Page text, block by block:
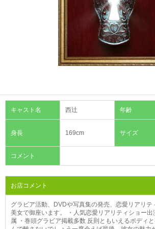
キャスト名 西辻 年齢
身長 169cm サイズ
コメント
お店コメント
グラビア活動、DVDや写真集の発売、恋愛リアリテ
美女で御座います。 ・人気恋愛リアリティショー
属 ・巻頭グラビア掲載多数 反則ともいえるボディ